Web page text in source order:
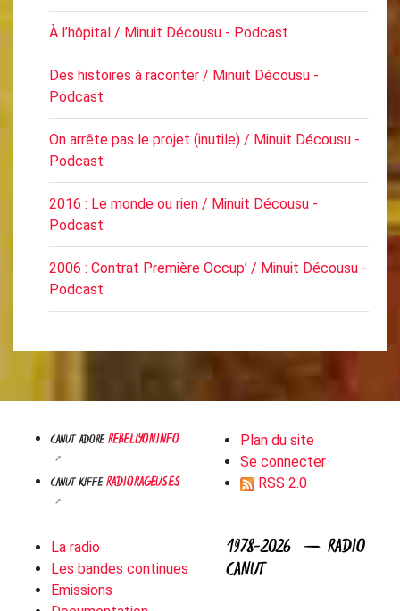
À l’hôpital / Minuit Décousu - Podcast
Des histoires à raconter / Minuit Décousu -
Podcast
On arrête pas le projet (inutile) / Minuit Décousu -
Podcast
2016 : Le monde ou rien / Minuit Décousu -
Podcast
2006 : Contrat Première Occup’ / Minuit Décousu -
Podcast
CANUT ADOREREBELLYON.INFO
CANUT KIFFERADIORAGEUSES
Plan du site
Se connecter
RSS 2.0
La radio
Les bandes continues
Emissions
1978-2026 — RADIO
CANUT